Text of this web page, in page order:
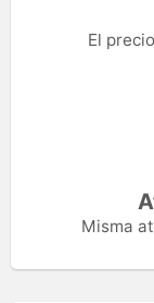
El
Misma